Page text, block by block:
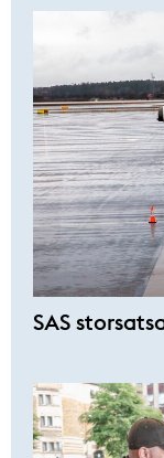
SAS